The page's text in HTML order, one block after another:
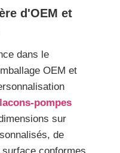
d'OEM et
dans le
OEM et
pompes
sur
de